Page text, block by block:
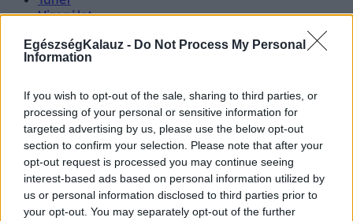
EgészségKalauz - Do Not Process My Personal
Information
If you wish to opt-out of the sale, sharing to third parties, or
processing of your personal or sensitive information for
targeted advertising by us, please use the below opt-out
section to confirm your selection. Please note that after your
opt-out request is processed you may continue seeing
interest-based ads based on personal information utilized by
us or personal information disclosed to third parties prior to
your opt-out. You may separately opt-out of the further
Vizsgálat
Életmódváltás
Kutatás
Hírek
Videók
Kisállatok egészsége
#allergia #influenza#cukorbetegség
#orvosmeteorológia#vérnyomás#stroke#rákbetegség
#pajzsmirigy#reflux#ekcéma#herpesz
Regisztráció